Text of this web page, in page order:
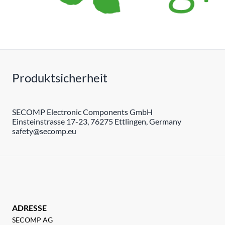
Produktsicherheit
SECOMP Electronic Components GmbH
Einsteinstrasse 17-23, 76275 Ettlingen, Germany
safety@secomp.eu
ADRESSE
SECOMP AG